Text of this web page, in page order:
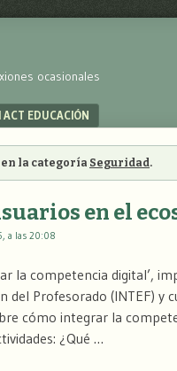
ocasionales
ACT EDUCACIÓN
la categoría Seguridad.
en el
a las 20:08
la competencia digital’,
del Profesorado (INTEF) y
cómo integrar la
¿Qué …